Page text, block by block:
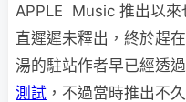
APPLE Music 推出以來
直遲遲未釋出，終於趕
湯的駐站作者早已經透
測試 ，不過當時推出不